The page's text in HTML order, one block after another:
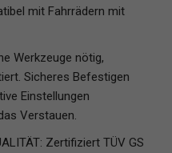
mit Fahrrädern mit
Werkzeuge nötig,
Sicheres Befestigen
Einstellungen
Verstauen.
Zertifiziert TÜV GS